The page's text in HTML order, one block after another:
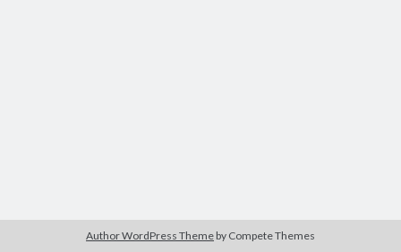
Author WordPress Theme by Compete Themes